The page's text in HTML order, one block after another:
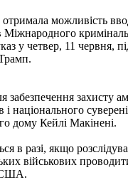
можливість
Міжнародного
у четвер, 11 червня,
забезпечення захисту
і національного
дому Кейлі Макінені.
в разі, якщо
військових
США.